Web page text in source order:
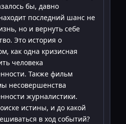
бы, давно
последний шанс не
но и вернуть себе
Это история о
как одна кризисная
человека
Также фильм
несовершенства
журналистики.
истины, и до какой
в ход событий?